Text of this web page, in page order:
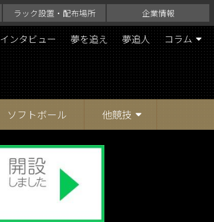
ラック設置・配布場所 企業情報
インタビュー 夢を追え 夢追人 コラム
ソフトボール 他競技